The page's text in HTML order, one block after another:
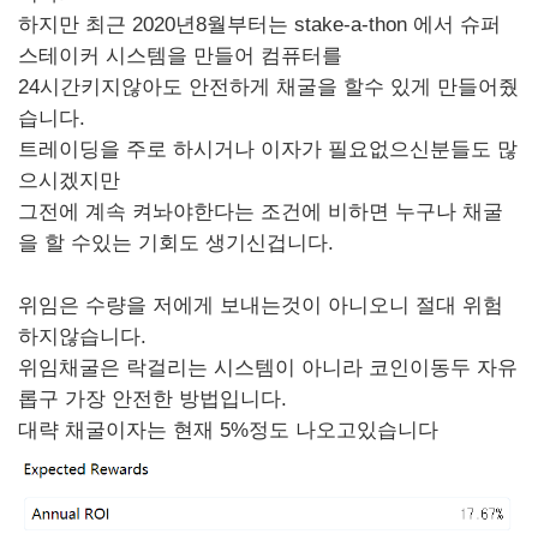
하지만 최근 2020년8월부터는 stake-a-thon 에서 슈퍼
스테이커 시스템을 만들어 컴퓨터를
24시간키지않아도 안전하게 채굴을 할수 있게 만들어줬
습니다.
트레이딩을 주로 하시거나 이자가 필요없으신분들도 많
으시겠지만
그전에 계속 켜놔야한다는 조건에 비하면 누구나 채굴
을 할 수있는 기회도 생기신겁니다.
위임은 수량을 저에게 보내는것이 아니오니 절대 위험
하지않습니다.
위임채굴은 락걸리는 시스템이 아니라 코인이동두 자유
롭구 가장 안전한 방법입니다.
대략 채굴이자는 현재 5%정도 나오고있습니다